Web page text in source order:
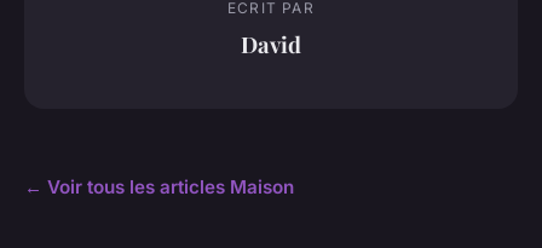
ECRIT PAR
David
← Voir tous les articles Maison